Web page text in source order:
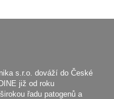
s.r.o. dováží do České
již od roku
řadu patogenů a